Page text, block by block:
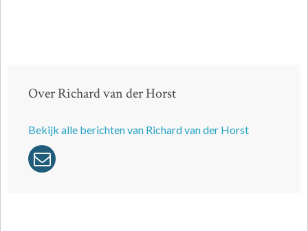
Over Richard van der Horst
Bekijk alle berichten van Richard van der Horst